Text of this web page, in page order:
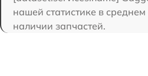
нашей статистике в
наличии запчастей.